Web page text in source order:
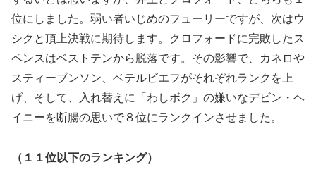
位にしました。弱い者いじめのフューリーですが、次はウ
シクと頂上決戦に期待します。クロフォードに完敗したス
ペンスはベストテンから脱落です。その影響で、カネロや
スティーブンソン、ベテルビエフがそれぞれランクを上
げ、そして、入れ替えに「わしボク」の嫌いなデビン・ヘ
イニーを断腸の思いで８位にランクインさせました。
（１１位以下のランキング）